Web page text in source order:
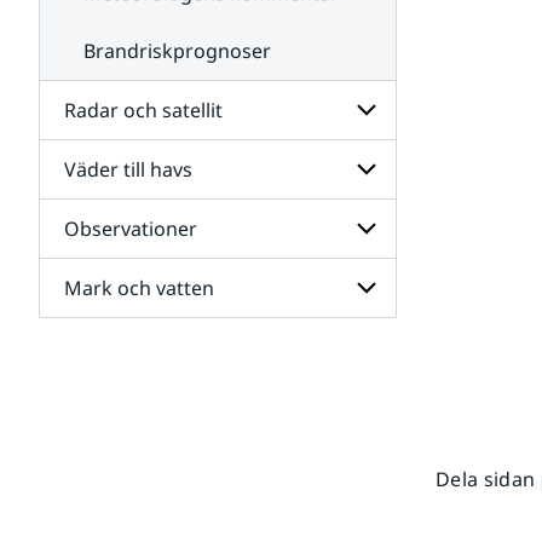
Brandriskprognoser
Radar och satellit
Undersidor
för
Radar
och
satellit
Väder till havs
Undersidor
för
Väder
till
havs
Observationer
Undersidor
för
Mark och vatten
Dela sidan